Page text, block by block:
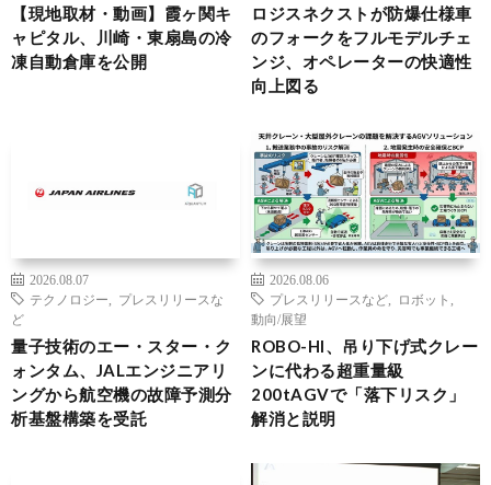
【現地取材・動画】霞ヶ関キ
ャピタル、川崎・東扇島の冷
凍自動倉庫を公開
ロジスネクストが防爆仕様車
のフォークをフルモデルチェ
ンジ、オペレーターの快適性
向上図る
2026.08.07
テクノロジー
プレスリリースな
ど
量子技術のエー・スター・ク
ォンタム、JALエンジニアリ
ングから航空機の故障予測分
析基盤構築を受託
2026.08.06
プレスリリースなど
ロボット
動向/展望
ROBO-HI、吊り下げ式クレー
ンに代わる超重量級
200tAGVで「落下リスク」
解消と説明